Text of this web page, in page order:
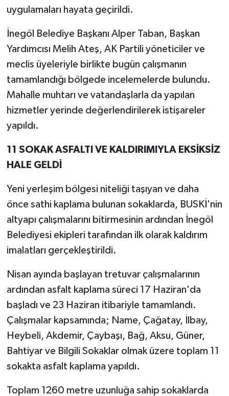
uygulamaları hayata geçirildi.
İnegöl Belediye Başkanı Alper Taban, Başkan
Yardımcısı Melih Ateş, AK Partili yöneticiler ve
meclis üyeleriyle birlikte bugün çalışmanın
tamamlandığı bölgede incelemelerde bulundu.
Mahalle muhtarı ve vatandaşlarla da yapılan
hizmetler yerinde değerlendirilerek istişareler
yapıldı.
11 SOKAK ASFALTI VE KALDIRIMIYLA EKSİKSİZ
HALE GELDİ
Yeni yerleşim bölgesi niteliği taşıyan ve daha
önce sathi kaplama bulunan sokaklarda, BUSKİ'nin
altyapı çalışmalarını bitirmesinin ardından İnegöl
Belediyesi ekipleri tarafından ilk olarak kaldırım
imalatları gerçekleştirildi.
Nisan ayında başlayan tretuvar çalışmalarının
ardından asfalt kaplama süreci 17 Haziran'da
başladı ve 23 Haziran itibariyle tamamlandı.
Çalışmalar kapsamında; Name, Çağatay, İlbay,
Heybeli, Akdemir, Çaybaşı, Bağ, Aksu, Güner,
Bahtiyar ve Bilgili Sokaklar olmak üzere toplam 11
sokakta asfalt kaplama yapıldı.
Toplam 1260 metre uzunluğa sahip sokaklarda